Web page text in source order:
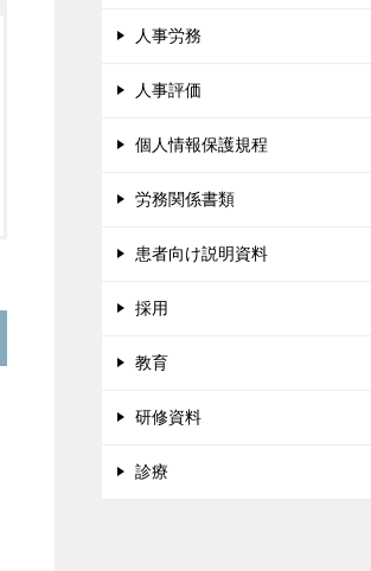
人事労務
人事評価
個人情報保護規程
労務関係書類
患者向け説明資料
採用
教育
研修資料
診療